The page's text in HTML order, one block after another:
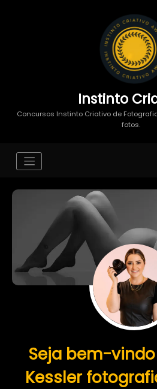
Instinto
Concursos Instinto Criativo de
fotos.
Seja bem-
Kessler